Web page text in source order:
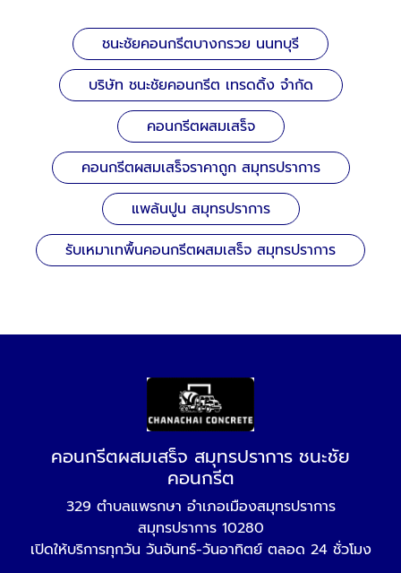
ชนะชัยคอนกรีตบางกรวย นนทบุรี
บริษัท ชนะชัยคอนกรีต เทรดดิ้ง จำกัด
คอนกรีตผสมเสร็จ
คอนกรีตผสมเสร็จราคาถูก สมุทรปราการ
แพล้นปูน สมุทรปราการ
รับเหมาเทพื้นคอนกรีตผสมเสร็จ สมุทรปราการ
คอนกรีตผสมเสร็จ สมุทรปราการ ชนะชัย
คอนกรีต
329 ตำบลแพรกษา อำเภอเมืองสมุทรปราการ
สมุทรปราการ 10280
เปิดให้บริการทุกวัน วันจันทร์-วันอาทิตย์ ตลอด 24 ชั่วโมง